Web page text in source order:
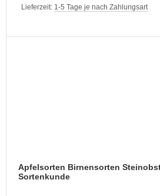
Lieferzeit: 1-5 Tage je nach Zahlungsart
Apfelsorten Birnensorten
Sortenkunde